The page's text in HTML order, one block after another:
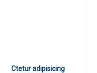
Ctetur adipisicing